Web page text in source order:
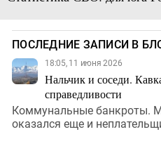
ПОСЛЕДНИЕ ЗАПИСИ В
18:05, 11 июня 2026
Нальчик и соседи.
справедливости
Коммунальные банкроты.
оказался еще и